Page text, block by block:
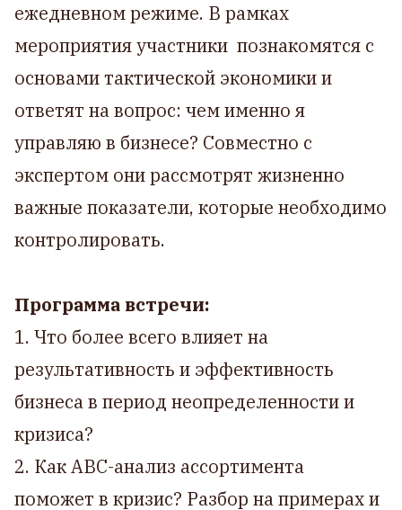
ежедневном режиме. В рамках
мероприятия участники познакомятся с
основами тактической экономики и
ответят на вопрос: чем именно я
управляю в бизнесе? Совместно с
экспертом они рассмотрят жизненно
важные показатели, которые необходимо
контролировать.
Программа встречи:
1. Что более всего влияет на
результативность и эффективность
бизнеса в период неопределенности и
кризиса?
2. Как ABC-анализ ассортимента
поможет в кризис? Разбор на примерах и